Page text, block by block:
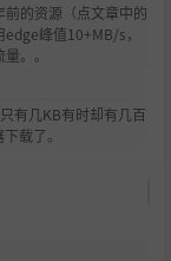
的资源（点文章中的
峰值10+MB/s，
。。
有几KB有时却有几百
载了。